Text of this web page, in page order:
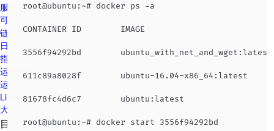
服务网格
可观测性
链路追踪
日志收集
指标监控
运维与Linux
运维
Linux
大数据
目 录 CONTENT
root@ubuntu:~# docker ps -a
CONTAINER ID        IMAGE
3556f94292bd
611c89a8028f        ubuntu-16.04-
81678fc4d6c7        ubuntu:latest
root@ubuntu:~# docker start 3556f94292bd